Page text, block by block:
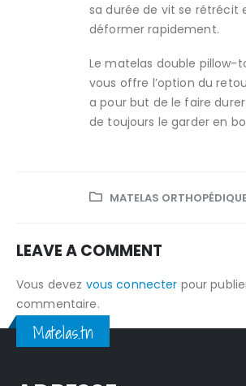
sa durée de vit se rétrécit
déformer rapidement.
Le matelas double pillow-
vous offre l’option du
a pour but de le faire
de toujours le garder en
MATELAS
LEAVE A COMMENT
Vous devez vous connecter pour
commentaire.
Matelas.tn